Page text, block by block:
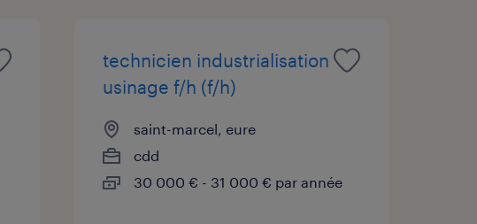
technicien industrialisation
usinage f/h (f/h)
saint-marcel, eure
cdd
30 000 € - 31 000 € par année